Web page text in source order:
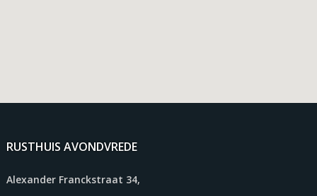
RUSTHUIS AVONDVREDE
Alexander Franckstraat 34,